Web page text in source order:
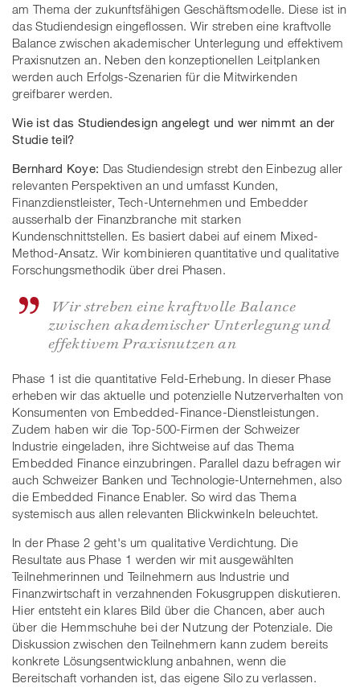
am Thema der zukunftsfähigen Geschäftsmodelle. Diese ist in
das Studiendesign eingeflossen. Wir streben eine kraftvolle
Balance zwischen akademischer Unterlegung und effektivem
Praxisnutzen an. Neben den konzeptionellen Leitplanken
werden auch Erfolgs-Szenarien für die Mitwirkenden
greifbarer werden.
Wie ist das Studiendesign angelegt und wer nimmt an der
Studie teil?
Bernhard Koye: Das Studiendesign strebt den Einbezug aller
relevanten Perspektiven an und umfasst Kunden,
Finanzdienstleister, Tech-Unternehmen und Embedder
ausserhalb der Finanzbranche mit starken
Kundenschnittstellen. Es basiert dabei auf einem Mixed-
Method-Ansatz. Wir kombinieren quantitative und qualitative
Forschungsmethodik über drei Phasen.
Wir streben eine kraftvolle Balance
zwischen akademischer Unterlegung und
effektivem Praxisnutzen an
Phase 1 ist die quantitative Feld-Erhebung. In dieser Phase
erheben wir das aktuelle und potenzielle Nutzerverhalten von
Konsumenten von Embedded-Finance-Dienstleistungen.
Zudem haben wir die Top-500-Firmen der Schweizer
Industrie eingeladen, ihre Sichtweise auf das Thema
Embedded Finance einzubringen. Parallel dazu befragen wir
auch Schweizer Banken und Technologie-Unternehmen, also
die Embedded Finance Enabler. So wird das Thema
systemisch aus allen relevanten Blickwinkeln beleuchtet.
In der Phase 2 geht's um qualitative Verdichtung. Die
Resultate aus Phase 1 werden wir mit ausgewählten
Teilnehmerinnen und Teilnehmern aus Industrie und
Finanzwirtschaft in verzahnenden Fokusgruppen diskutieren.
Hier entsteht ein klares Bild über die Chancen, aber auch
über die Hemmschuhe bei der Nutzung der Potenziale. Die
Diskussion zwischen den Teilnehmern kann zudem bereits
konkrete Lösungsentwicklung anbahnen, wenn die
Bereitschaft vorhanden ist, das eigene Silo zu verlassen.